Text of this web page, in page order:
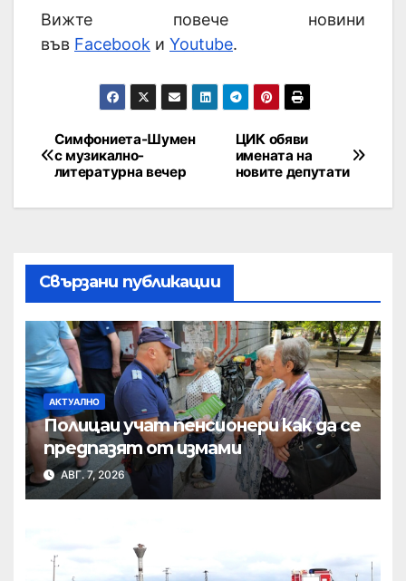
Вижте повече новини
във Facebook и Youtube.
ЦИК обяви
имената на
новите депутати
Симфониета-Шумен
с музикално-
литературна вечер
Свързани публикации
АКТУАЛНО
Полицаи учат пенсионери как да се
предпазят от измами
АВГ. 7, 2026